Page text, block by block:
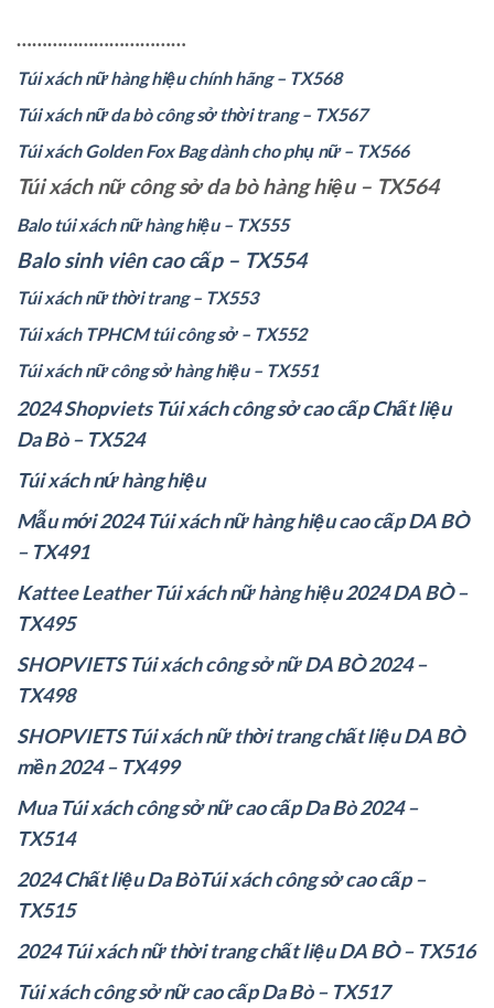
……………………………
Túi xách nữ hàng hiệu chính hãng – TX568
Túi xách nữ da bò công sở thời trang – TX567
Túi xách Golden Fox Bag dành cho phụ nữ – TX566
Túi xách nữ công sở da bò hàng hiệu – TX564
Balo túi xách nữ hàng hiệu – TX555
Balo sinh viên cao cấp – TX554
Túi xách nữ thời trang – TX553
Túi xách TPHCM túi công sở – TX552
Túi xách nữ công sở hàng hiệu – TX551
2024 Shopviets Túi xách công sở cao cấp Chất liệu
Da Bò – TX524
Túi xách nứ hàng hiệu
Mẫu mới 2024 Túi xách nữ hàng hiệu cao cấp DA BÒ
– TX491
Kattee Leather Túi xách nữ hàng hiệu 2024 DA BÒ –
TX495
SHOPVIETS Túi xách công sở nữ DA BÒ 2024 –
TX498
SHOPVIETS Túi xách nữ thời trang chất liệu DA BÒ
mền 2024 – TX499
Mua Túi xách công sở nữ cao cấp Da Bò 2024 –
TX514
2024 Chất liệu Da BòTúi xách công sở cao cấp –
TX515
2024 Túi xách nữ thời trang chất liệu DA BÒ – TX516
Túi xách công sở nữ cao cấp Da Bò – TX517